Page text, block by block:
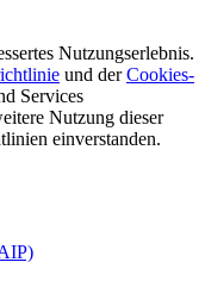
Nutzungserlebnis.
und derCookies-
Services
Nutzung dieser
einverstanden.